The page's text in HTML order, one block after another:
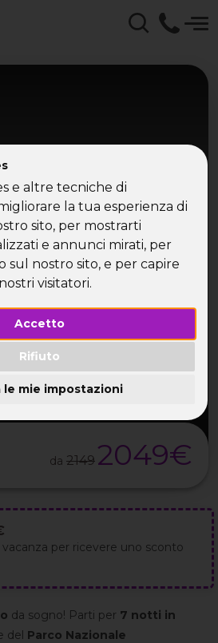
e altre tecniche di
la tua esperienza di
sito, per mostrarti
e annunci mirati, per
sul nostro sito, e per capire
visitatori.
Accetto
Rifiuto
le mie impostazioni
in Vela - Sardegna
da 2149 2049€
per ricevere uno sconto
da sogno! Parti per 7 notti in
del Parco Nazionale